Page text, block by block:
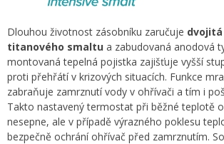
Dlouhou životnost zásobníku zaručuje
titanového smaltu a zabudovaná anodová
montovaná tepelná pojistka zajišťuje vyšší
proti přehřátí v krizových situacích. Funkce
zabraňuje zamrznutí vody v ohřívači a tím i
Takto nastavený termostat při běžné teplotě
nesepne, ale v případě výrazného poklesu
bezpečně ochrání ohřívač před zamrznutím.